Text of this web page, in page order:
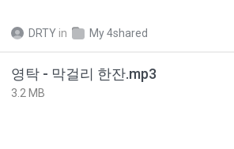
DRTY in My 4shared
영탁 - 막걸리 한잔.mp3
3.2 MB